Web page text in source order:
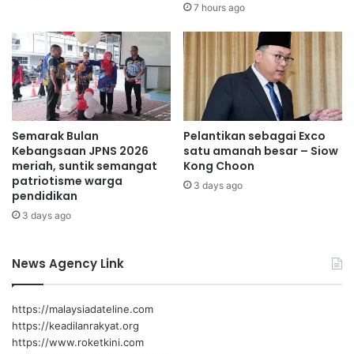
o
l
d
a
n
P
o
r
t
D
i
c
o
n
S
a
s
a
d
H
o
k
i
W
a
n
i
t
a
g
e
r
i
S
7 hours ago
Semarak Bulan
Kebangsaan JPNS 2026
meriah, suntik semangat
patriotisme warga
pendidikan
3 days ago
Pelantikan sebagai Exco
satu amanah besar – Siow
Kong Choon
3 days ago
News Agency Link
https://malaysiadateline.com
https://keadilanrakyat.org
https://www.roketkini.com